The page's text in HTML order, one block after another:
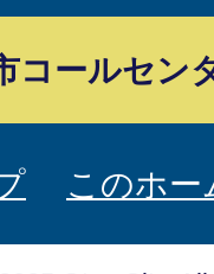
コールセン
このホ